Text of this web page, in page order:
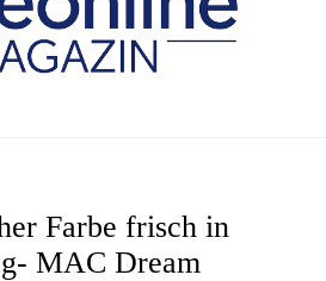
Farbe frisch in
MAC Dream